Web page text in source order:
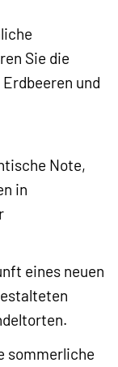
Sie die
und
Note,
in
eines neuen
sommerliche